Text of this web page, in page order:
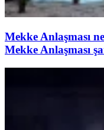
Mekke Anlaşması
Mekke Anlaşması